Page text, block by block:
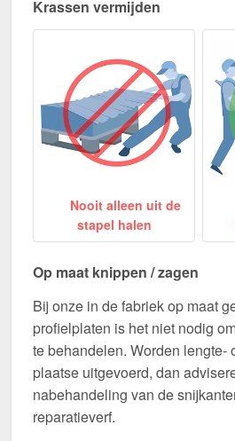
Krassen vermijden
Nooit alleen uit de
stapel halen
Op maat knippen / zagen
Bij onze in de fabriek op maat
profielplaten is het niet nodig
te behandelen. Worden lengte-
plaatse uitgevoerd, dan
nabehandeling van de
reparatieverf.